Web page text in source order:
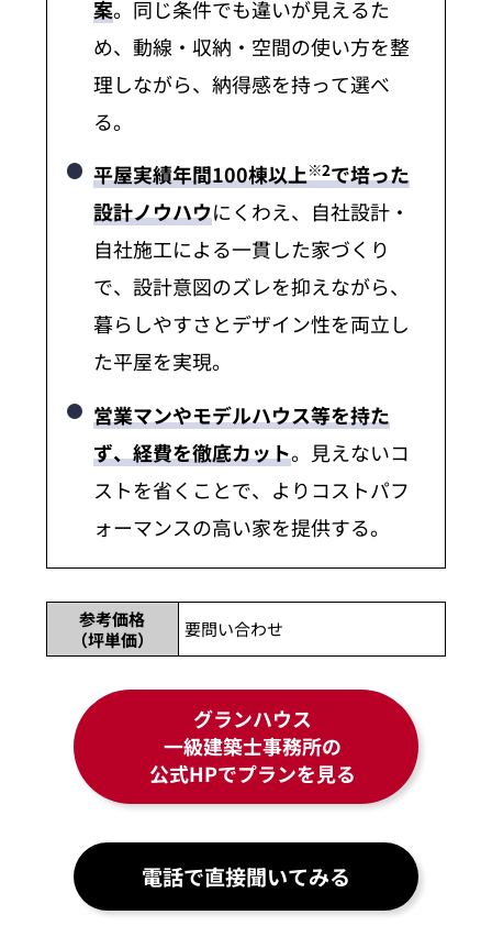
案。同じ条件でも違いが見えるた
め、動線・収納・空間の使い方を整
理しながら、納得感を持って選べ
る。
平屋実績年間100棟以上※2で培った
設計ノウハウにくわえ、自社設計・
自社施工による一貫した家づくり
で、設計意図のズレを抑えながら、
暮らしやすさとデザイン性を両立し
た平屋を実現。
営業マンやモデルハウス等を持た
ず、経費を徹底カット。見えないコ
ストを省くことで、よりコストパフ
ォーマンスの高い家を提供する。
参考価格
（坪単価）
要問い合わせ
グランハウス
一級建築士事務所の
公式HPでプランを見る
電話で直接聞いてみる